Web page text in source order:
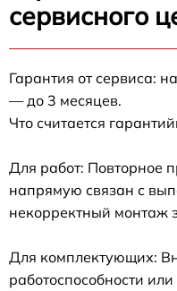
сервисного
Гарантия от сервиса:
— до 3 месяцев.
Что считается
Для работ: Повторное
напрямую связан с
некорректный монтаж
Для комплектующих:
работоспособности